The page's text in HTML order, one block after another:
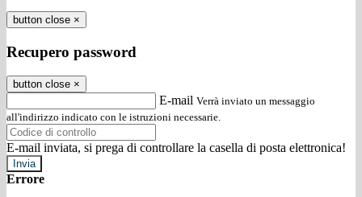
button close ×
Recupero password
button close ×
E-mail Verrà inviato un messaggio
all'indirizzo indicato con le istruzioni necessarie.
E-mail inviata, si prega di controllare la casella di posta elettronica!
Errore